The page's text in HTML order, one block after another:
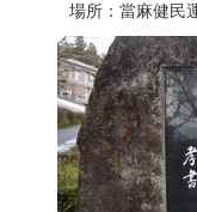
場所：當麻健民